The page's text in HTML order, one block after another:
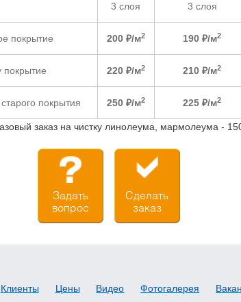
3 слоя 3 слоя
покрытие 200 ₽/м2 190 ₽/м2
покрытие 220 ₽/м2 210 ₽/м2
покрытия 250 ₽/м2 225 ₽/м2
заказ на чистку линолеума, мармолеума -
Задать
вопрос
Сделать
заказ
Клиенты Цены Видео Фотогалерея